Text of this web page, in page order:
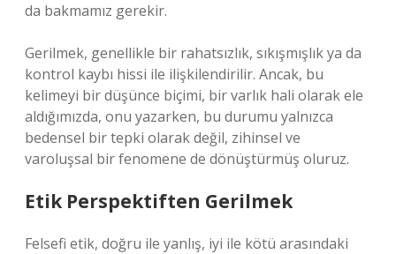
da bakmamız gerekir.
Gerilmek, genellikle bir rahatsızlık, sıkışmışlık ya da
kontrol kaybı hissi ile ilişkilendirilir. Ancak, bu
kelimeyi bir düşünce biçimi, bir varlık hali olarak ele
aldığımızda, onu yazarken, bu durumu yalnızca
bedensel bir tepki olarak değil, zihinsel ve
varoluşsal bir fenomene de dönüştürmüş oluruz.
Etik Perspektiften Gerilmek
Felsefi etik, doğru ile yanlış, iyi ile kötü arasındaki